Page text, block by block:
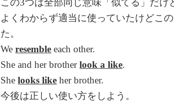
3
よくわからず適当に使っていたけどこ
た。
Weresemble each other.
She and her brotherlook a like.
Shelooks like her brother.
今後は正しい使い方をしよう。